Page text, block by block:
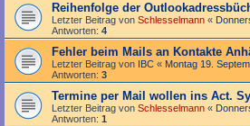
Reihenfolge der
Letzter Beitrag von Schlesselmann «
Antworten: 4
Fehler beim Mails an Kontakte
Letzter Beitrag von IBC « Montag 19.
Antworten: 3
Termine per Mail wollen ins Act.
Letzter Beitrag von Schlesselmann «
Antworten: 1